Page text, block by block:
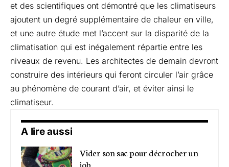
et des scientifiques ont démontré que les climatiseurs
ajoutent un degré supplémentaire de chaleur en ville,
et une autre étude met l’accent sur la disparité de la
climatisation qui est inégalement répartie entre les
niveaux de revenu. Les architectes de demain devront
construire des intérieurs qui feront circuler l’air grâce
au phénomène de courant d’air, et éviter ainsi le
climatiseur.
A lire aussi
Vider son sac pour décrocher un
job